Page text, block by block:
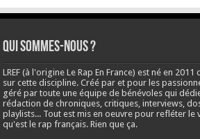
Qui sommes-nous ?
LREF (à l'origine Le Rap En France) est né en
sur cette discipline. Créé par et pour les
géré par toute une équipe de bénévoles qui
rédaction de chroniques, critiques, interviews,
playlists... Tout est mis en oeuvre pour refléter le
qu'est le rap français. Rien que ça.